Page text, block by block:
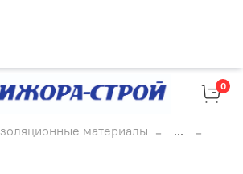
0
материалы
...